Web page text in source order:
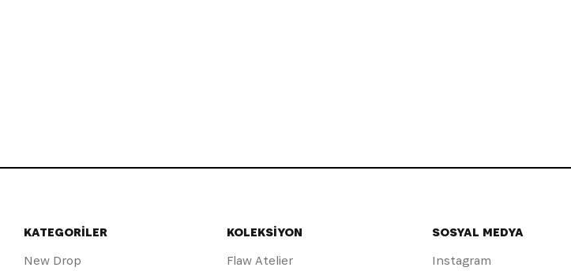
KATEGORİLER
New Drop
KOLEKSİYON
Flaw Atelier
SOSYAL MEDYA
Instagram